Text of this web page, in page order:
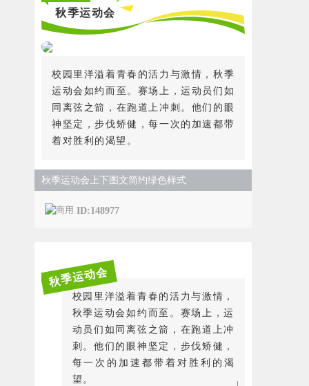
秋季运动会
校园里洋溢着青春的活力与激情，秋季
运动会如约而至。赛场上，运动员们如
同离弦之箭，在跑道上冲刺。他们的眼
神坚定，步伐矫健，每一次的加速都带
着对胜利的渴望。
秋季运动会上下图文简约绿色样式
ID:148977
秋季运动会
校园里洋溢着青春的活力与激情，
秋季运动会如约而至。赛场上，运
动员们如同离弦之箭，在跑道上冲
刺。他们的眼神坚定，步伐矫健，
每一次的加速都带着对胜利的渴
望。